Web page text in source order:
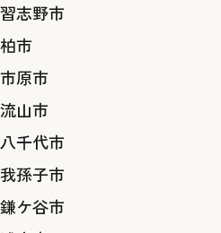
習志野市
柏市
市原市
流山市
八千代市
我孫子市
鎌ケ谷市